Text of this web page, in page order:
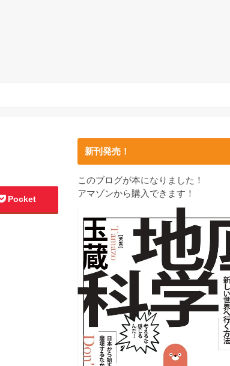
Pocket
新刊発売！
このブログが本になりました！
アマゾンから購入できます！